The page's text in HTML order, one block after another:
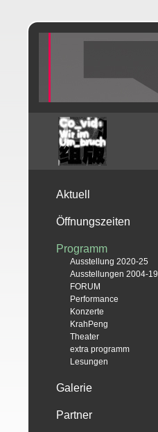
Aktuell
Öffnungszeiten
Programm
Ausstellung 2020-25
Ausstellungen 2004-19
FORUM
Performance
Konzerte
KrahPeng
Theater
extra programm
Lesungen
Galerie
Partner